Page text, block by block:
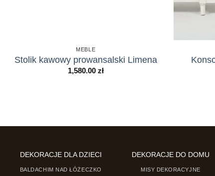
MEBLE
Stolik kawowy prowansalski Limena
1,580.00 zł
DEKORACJE DLA DZIECI
BALDACHIM NAD ŁÓŻECZKO
DEKORACJE DO DOMU
MISY DEKORACYJNE